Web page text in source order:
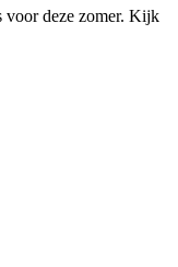
voor deze zomer. Kijk